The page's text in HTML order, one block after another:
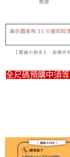
全尺碼預購中須